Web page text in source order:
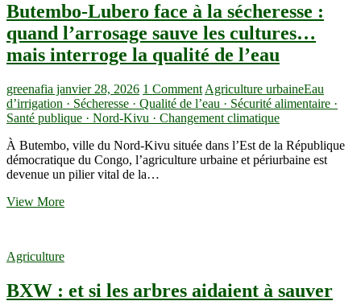
relance
stratégique,
enjeux
économiques
et
environnementaux
Butembo-Lubero face à la sécheresse :
quand l’arrosage sauve les cultures…
mais interroge la qualité de l’eau
greenafia janvier 28, 2026 1 Comment Agriculture urbaineEau
d’irrigation · Sécheresse · Qualité de l’eau · Sécurité alimentaire ·
Santé publique · Nord-Kivu · Changement climatique
À Butembo, ville du Nord-Kivu située dans l’Est de la République
démocratique du Congo, l’agriculture urbaine et périurbaine est
devenue un pilier vital de la…
View MoreButembo-
la
Agriculture
BXW : et si les arbres aidaient à sauver